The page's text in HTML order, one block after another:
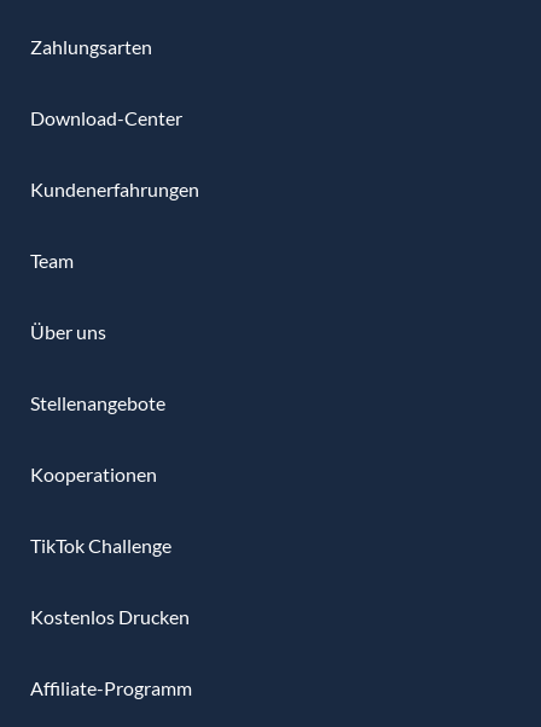
Zahlungsarten
Download-Center
Kundenerfahrungen
Team
Über uns
Stellenangebote
Kooperationen
TikTok Challenge
Kostenlos Drucken
Affiliate-Programm